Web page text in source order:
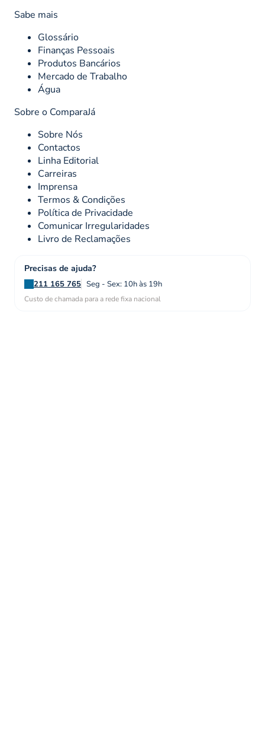
Sabe mais
Glossário
Finanças Pessoais
Produtos Bancários
Mercado de Trabalho
Água
Sobre o ComparaJá
Sobre Nós
Contactos
Linha Editorial
Carreiras
Imprensa
Termos & Condições
Política de Privacidade
Comunicar Irregularidades
Livro de Reclamações
Precisas de ajuda?
211 165 765 Seg - Sex: 10h às 19h
Custo de chamada para a rede fixa nacional